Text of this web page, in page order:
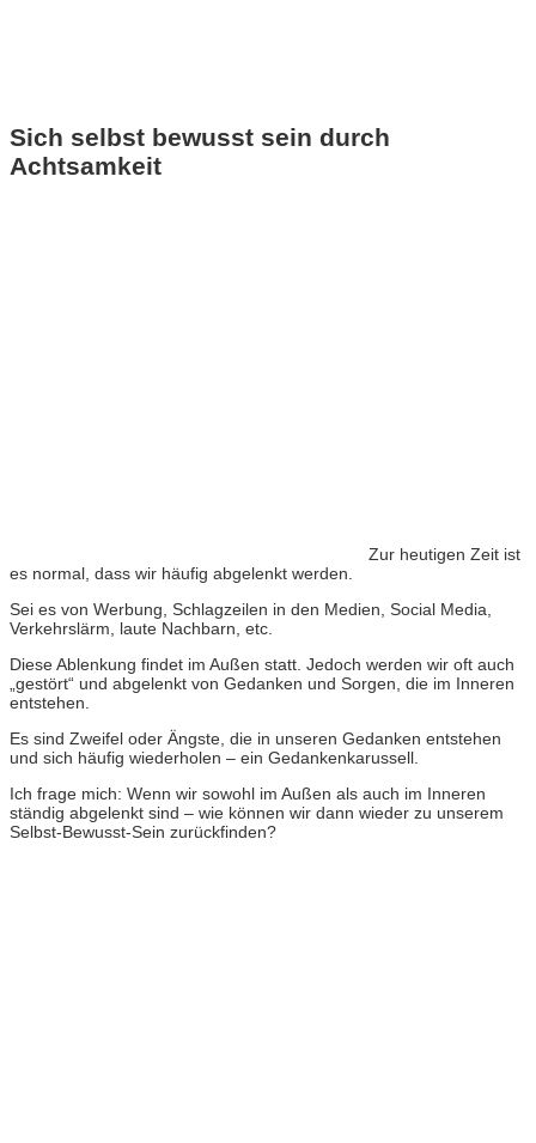
Sich selbst bewusst sein durch
Achtsamkeit
Zur heutigen Zeit ist
es normal, dass wir häufig abgelenkt werden.
Sei es von Werbung, Schlagzeilen in den Medien, Social Media,
Verkehrslärm, laute Nachbarn, etc.
Diese Ablenkung findet im Außen statt. Jedoch werden wir oft auch
„gestört“ und abgelenkt von Gedanken und Sorgen, die im Inneren
entstehen.
Es sind Zweifel oder Ängste, die in unseren Gedanken entstehen
und sich häufig wiederholen – ein Gedankenkarussell.
Ich frage mich: Wenn wir sowohl im Außen als auch im Inneren
ständig abgelenkt sind – wie können wir dann wieder zu unserem
Selbst-Bewusst-Sein zurückfinden?